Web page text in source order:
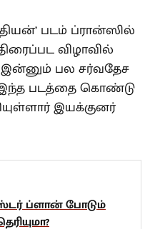
படம் ப்ரான்ஸில்
விழாவில்
இன்னும் பல சர்வதேச
இந்த படத்தை கொண்டு
இயக்குனர்
ப்ளான் போடும்